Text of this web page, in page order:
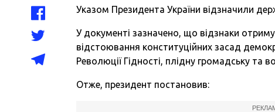
Указом Президента України відзначили
У документі зазначено, що відзнаки
відстоювання конституційних засад
Революції Гідності, плідну громадську та
Отже, президент постановив: